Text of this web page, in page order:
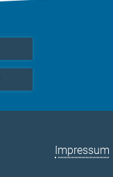
Impressum